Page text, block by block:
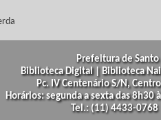
Prefeitura de
Biblioteca Digital | Biblioteca
Pc. IV Centenário S/N,
Horários: segunda a sexta das
Tel.: (11) 4433-